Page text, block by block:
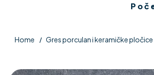
Home Gres porculan i keramičke pločice